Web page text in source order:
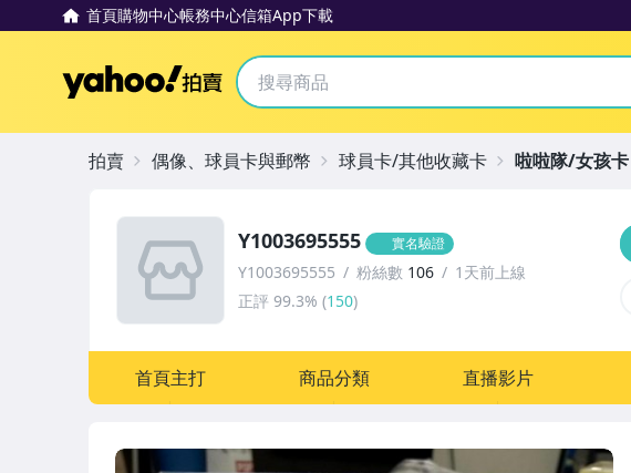
首頁購物中心帳務中心信箱App下載
Yahoo拍賣
Y1003695555 實名驗證
Y1003695555 粉絲數 106
1天前上線
正評 99.3% (150)
首頁主打 商品分類 直播影片
拍賣 偶像、球員卡與郵幣 球員卡/其他收藏卡 啦啦隊/女孩卡